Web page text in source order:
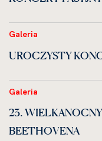
Galeria
UROCZYSTY
Galeria
23.
BEETHOVENA